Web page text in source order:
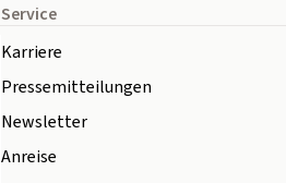
Service
Karriere
Pressemitteilungen
Newsletter
Anreise